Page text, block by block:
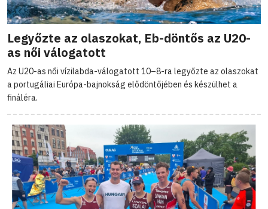
Legyőzte az olaszokat, Eb-döntős az U20-
as női válogatott
Az U20-as női vízilabda-válogatott 10–8-ra legyőzte az olaszokat
a portugáliai Európa-bajnokság elődöntőjében és készülhet a
fináléra.